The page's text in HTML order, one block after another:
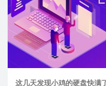
这几天发现小鸡的硬盘快满